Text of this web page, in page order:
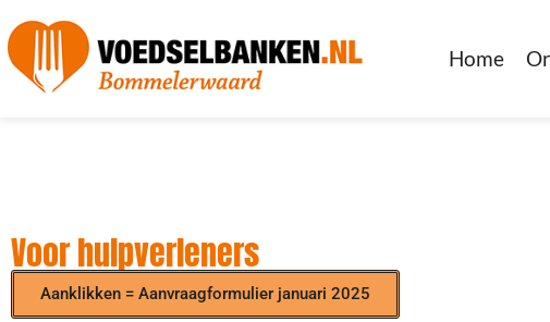
Home
Voor hulpverleners
Aanklikken = Aanvraagformulier januari 2025